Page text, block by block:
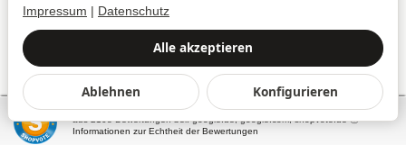
Vertrag widerrufen
Alle Preise inkl. gesetzlicher USt., zzgl.Versand
© baby&family Welt der Spielwaren UG & Co. KG, Am
Westpark 3, 85057 Ingolstadt
Alle akzeptieren
Ablehnen Konfigurieren
Impressum Datenschutz
SEHR GUT (4.94 / 5)
aus2108Bewertungen bei: google.de, google.com, shopvote.de ⓘ
Informationen zur Echtheit der Bewertungen